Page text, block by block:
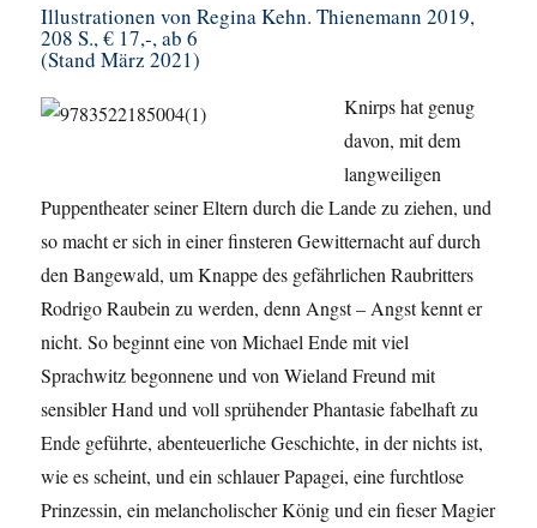
Illustrationen von Regina Kehn. Thienemann 2019,
208 S., € 17,-, ab 6
(Stand März 2021)
Knirps hat genug
davon, mit dem
langweiligen
Puppentheater seiner Eltern durch die Lande zu ziehen, und
so macht er sich in einer finsteren Gewitternacht auf durch
den Bangewald, um Knappe des gefährlichen Raubritters
Rodrigo Raubein zu werden, denn Angst – Angst kennt er
nicht. So beginnt eine von Michael Ende mit viel
Sprachwitz begonnene und von Wieland Freund mit
sensibler Hand und voll sprühender Phantasie fabelhaft zu
Ende geführte, abenteuerliche Geschichte, in der nichts ist,
wie es scheint, und ein schlauer Papagei, eine furchtlose
Prinzessin, ein melancholischer König und ein fieser Magier